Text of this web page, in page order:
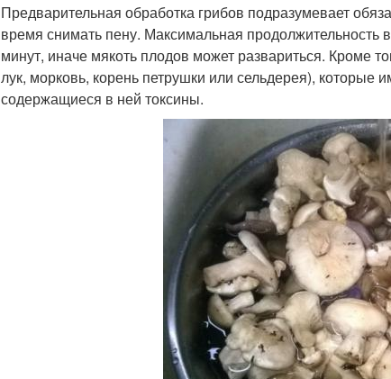
Предварительная обработка грибов подразумевает
время снимать пену. Максимальная
минут, иначе мякоть плодов может развариться. Кроме
лук, морковь, корень петрушки или сельдерея),
содержащиеся в ней токсины.